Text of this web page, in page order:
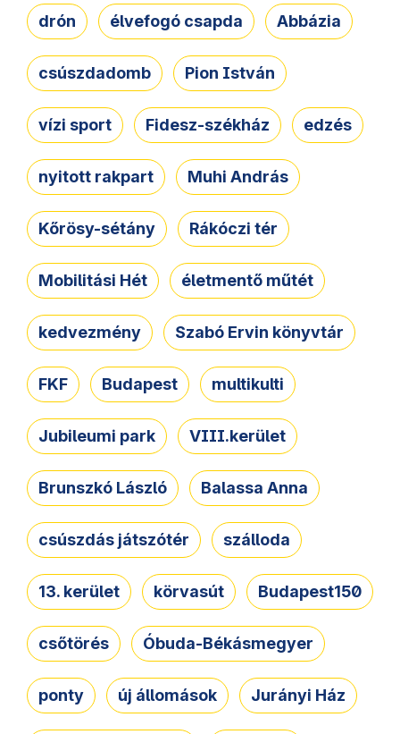
drón élvefogó csapda Abbázia
csúszdadomb Pion István
vízi sport Fidesz-székház edzés
nyitott rakpart Muhi András
Kőrösy-sétány Rákóczi tér
Mobilitási Hét életmentő műtét
kedvezmény Szabó Ervin könyvtár
FKF Budapest multikulti
Jubileumi park VIII.kerület
Brunszkó László Balassa Anna
csúszdás játszótér szálloda
13. kerület körvasút Budapest150
csőtörés Óbuda-Békásmegyer
ponty új állomások Jurányi Ház